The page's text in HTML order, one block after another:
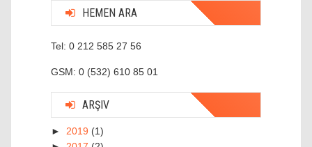
HEMEN ARA
Tel: 0 212 585 27 56
GSM: 0 (532) 610 85 01
ARŞIV
► 2019 (1)